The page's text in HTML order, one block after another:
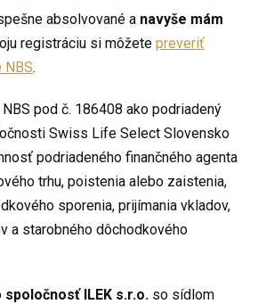
absolvované a navyše mám
registráciu si môžetepreveriť
NBS.
pod č. 186408 ako podriadený
Swiss Life Select Slovensko
podriadeného finančného agenta
trhu, poistenia alebo zaistenia,
sporenia, prijímania vkladov,
a starobného dôchodkového
spoločnosť ILEK s.r.o. so sídlom